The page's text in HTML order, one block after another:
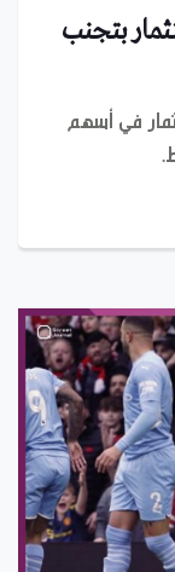
بتجنب
في أسهم